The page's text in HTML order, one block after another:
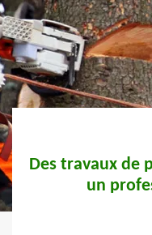
Des travaux de
un